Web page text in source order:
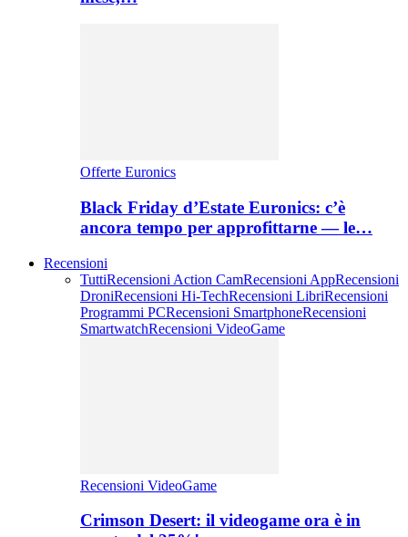
Offerte Euronics
Black Friday d’Estate Euronics: c’è
ancora tempo per approfittarne — le…
Recensioni
TuttiRecensioni Action CamRecensioni AppRecensioni
DroniRecensioni Hi-TechRecensioni LibriRecensioni
Programmi PCRecensioni SmartphoneRecensioni
SmartwatchRecensioni VideoGame
Recensioni VideoGame
Crimson Desert: il videogame ora è in